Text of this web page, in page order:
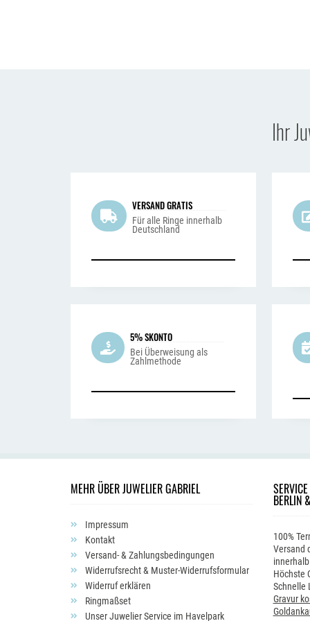
Ihr
VERSAND GRATIS
Für alle Ringe innerhalb
Deutschland
5% SKONTO
Bei Überweisung als
Zahlmethode
MEHR ÜBER JUWELIER GABRIEL
Impressum
Kontakt
Versand- & Zahlungsbedingungen
Widerrufsrecht & Muster-Widerrufsformular
Widerruf erklären
Ringmaßset
Unser Juwelier Service im Havelpark
BERLIN
100%
Versand
Höchste
Schnelle
Gravur